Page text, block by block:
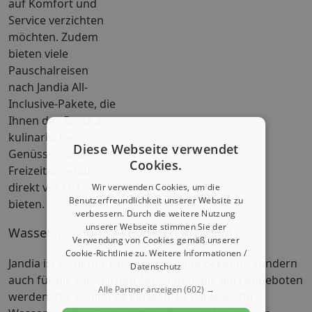
auf Komfort und
Service verzichten
möchten. Zudem
bieten viele
Pauschalreisen
nach Jandia All-
Inclusive-Pakete, die
Ihnen das Beste aus
kulinarischen
Genüssen und
Freizeitangeboten
direkt vor Ort
bieten.
Wassersport und Aktivitäten in Jandia
Jandia ist nicht nur für seine Strände bekannt, sondern
auch für die zahlreichen Aktivitäten, die dort angeboten
werden. Die Region ist ein wahres Paradies für
Diese Webseite verwendet
Cookies.
Wir verwenden Cookies, um die
Benutzerfreundlichkeit unserer Website zu
verbessern. Durch die weitere Nutzung
unserer Webseite stimmen Sie der
Verwendung von Cookies gemäß unserer
Cookie-Richtlinie zu.Weitere Informationen /
Datenschutz
Alle Partner anzeigen(602) →